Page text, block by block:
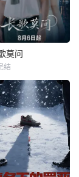
莫问
结